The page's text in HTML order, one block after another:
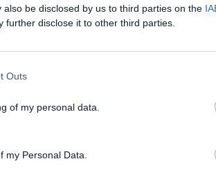
be disclosed by us to third parties on the
further disclose it to other third parties.
Outs
of my personal data.
my Personal Data.
en mai 2023 à l’âge de 60 ans. Fils
par Alain Delon. Il a été élevé par la